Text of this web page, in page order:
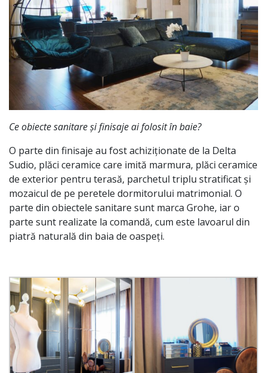
Ce obiecte sanitare și finisaje ai folosit în baie?
O parte din finisaje au fost achiziționate de la Delta
Sudio, plăci ceramice care imită marmura, plăci ceramice
de exterior pentru terasă, parchetul triplu stratificat și
mozaicul de pe peretele dormitorului matrimonial. O
parte din obiectele sanitare sunt marca Grohe, iar o
parte sunt realizate la comandă, cum este lavoarul din
piatră naturală din baia de oaspeți.